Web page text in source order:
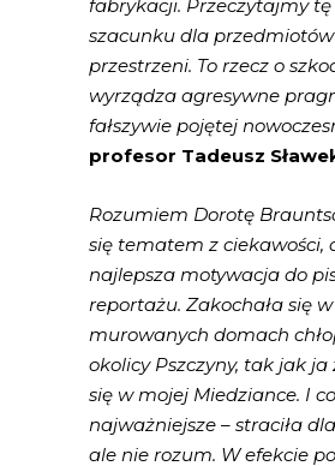
fabrykacji. Przeczytajmy tę
szacunku dla
przestrzeni. To rzecz o
wyrządza agresywne
fałszywie pojętej
profesor Tadeusz
Rozumiem Dorotę
się tematem z ciekawości,
najlepsza motywacja do
reportażu. Zakochała się w
murowanych domach
okolicy Pszczyny, tak jak ja
się w mojej Miedziance. I co
najważniejsze – straciła
ale nie rozum. W efekcie